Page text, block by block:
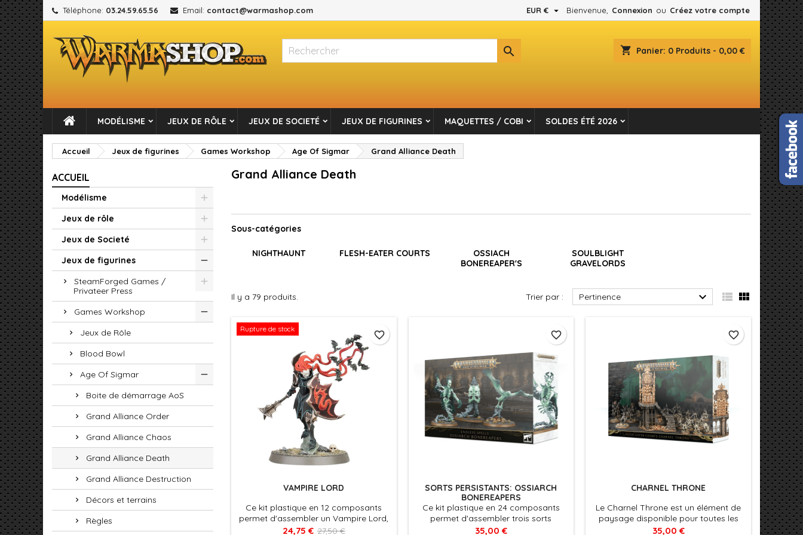
Téléphone: 03.24.59.65.56 Email: contact@warmashop.com Bienvenue, Connexion ou Créez votre compte
EUR € 
shopping_cart Panier: 0 Produits - 0,00 €

MODÉLISME JEUX DE RÔLE JEUX DE SOCIETÉ JEUX DE FIGURINES MAQUETTES / COBI SOLDES ÉTÉ 2026
Accueil Jeux de figurines Games Workshop Age Of Sigmar Grand Alliance Death
ACCUEIL
Modélisme
Jeux de rôle
Jeux de Societé
Jeux de figurines
SteamForged Games /
Privateer Press
Games Workshop
Jeux de Rôle
Blood Bowl
Age Of Sigmar
Boite de démarrage AoS
Grand Alliance Order
Grand Alliance Chaos
Grand Alliance Death
Grand Alliance Destruction
Décors et terrains
Règles
Grand Alliance Death
Sous-catégories
NIGHTHAUNT FLESH-EATER COURTS
OSSIACH
BONEREAPER'S
SOULBLIGHT
GRAVELORDS
Il y a 79 produits. Trier par : Pertinence   
Rupture de stock
VAMPIRE LORD
Ce kit plastique en 12 composants
permet d'assembler un Vampire Lord,
et il est fourni avec 1x socle rond
24,75 € 27,50 €
favorite_border
SORTS PERSISTANTS: OSSIARCH
BONEREAPERS
Ce kit plastique en 24 composants
permet d'assembler trois sorts
persistants, et il est fourni avec un
35,00 €
favorite_border
CHARNEL THRONE
Le Charnel Throne est un élément de
paysage disponible pour toutes les
armées de Flesh-eater Courts. Il ne
35,00 €
favorite_border
Mes listes d'envies
add_circle_outline Créer une nouvelle liste
((modalTitle))
((confirmMessage))
Créer une liste d'envies
Connexion
Vous devez être connecté pour ajouter des produits à votre liste d'envies.